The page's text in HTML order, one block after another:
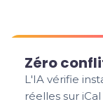
Zéro
L'IA vérifie
réelles sur